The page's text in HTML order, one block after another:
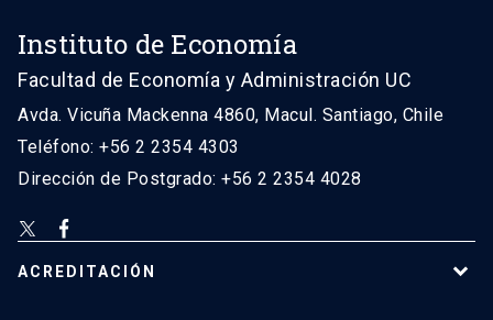
Instituto de Economía
Facultad de Economía y Administración UC
Avda. Vicuña Mackenna 4860, Macul. Santiago, Chile
Teléfono: +56 2 2354 4303
Dirección de Postgrado: +56 2 2354 4028
ACREDITACIÓN